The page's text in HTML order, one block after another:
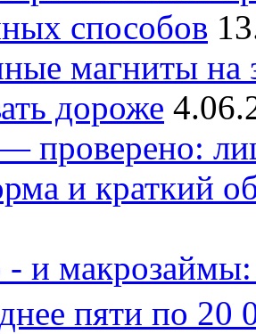
способов
магниты на
дороже
проверено:
и краткий
и макрозаймы:
пяти по 20